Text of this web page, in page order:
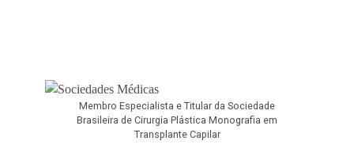
Membro Especialista e Titular da Sociedade
Brasileira de Cirurgia Plástica Monografia em
Transplante Capilar